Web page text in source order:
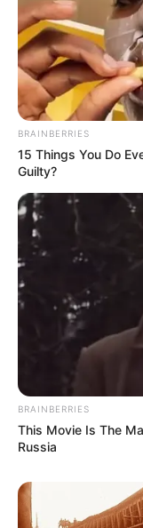
BRAINBERRIES
15 Things You Do
Guilty?
BRAINBERRIES
This Movie Is The
Russia